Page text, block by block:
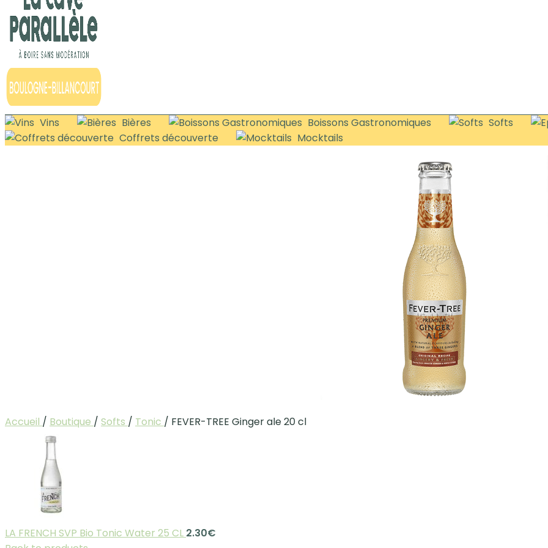
Vins Bières Boissons Gastronomiques Softs
Coffrets découverte
Mocktails
Accueil / Boutique / Softs / Tonic / FEVER-TREE Ginger ale 20 cl
LA FRENCH SVP Bio Tonic Water 25 CL 2.30€